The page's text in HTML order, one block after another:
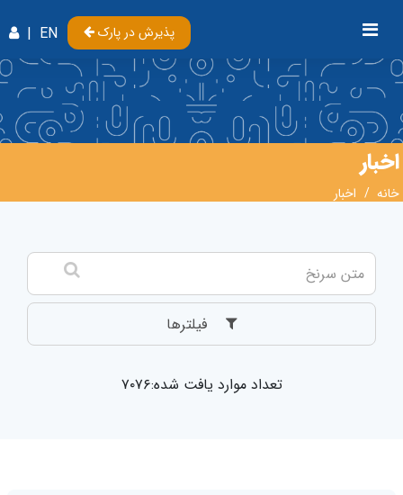
EN
| پذیرش در پارک
اخبار
خانه اخبار
فیلترها
تعداد موارد یافت شده:۷۰۷۶